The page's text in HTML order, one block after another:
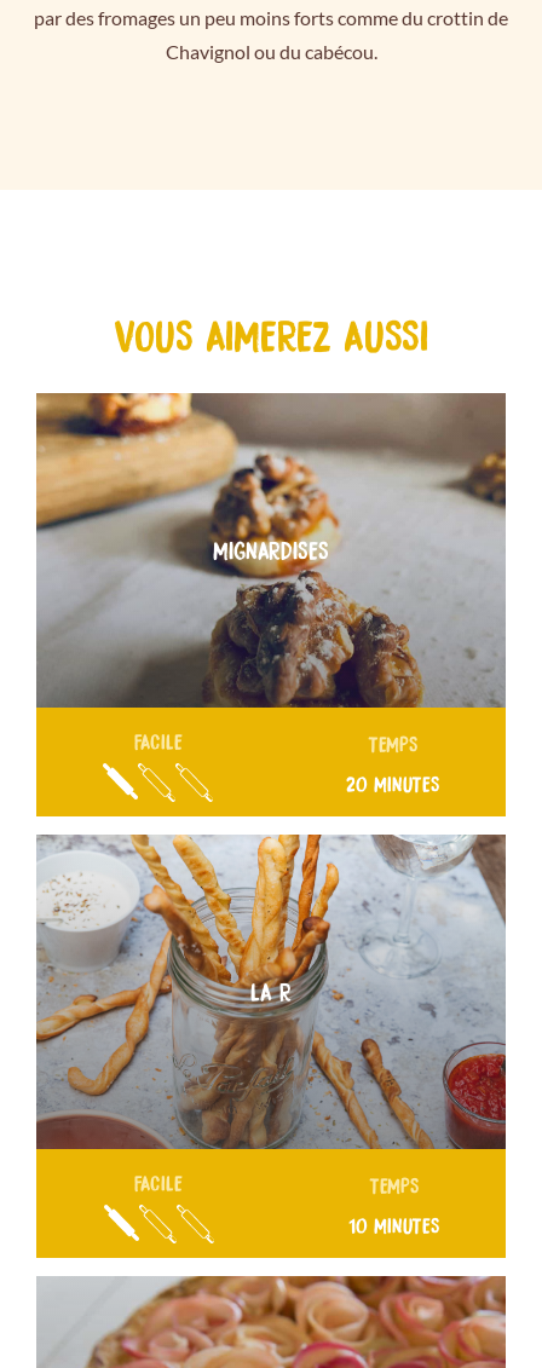
par des fromages un peu moins forts comme du crottin de
Chavignol ou du cabécou.
VOUS AIMEREZ AUSSI
MIGNARDISES
FACILE TEMPS
20 MINUTES
LA R
FACILE TEMPS
10 MINUTES